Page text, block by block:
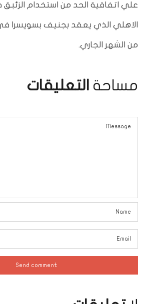
علي اتفاقية الحد من استخدام
الاهلي الذي يعقد بجنيف بسويسرا في
من الشهر الجاري.
مساحة التعليقات